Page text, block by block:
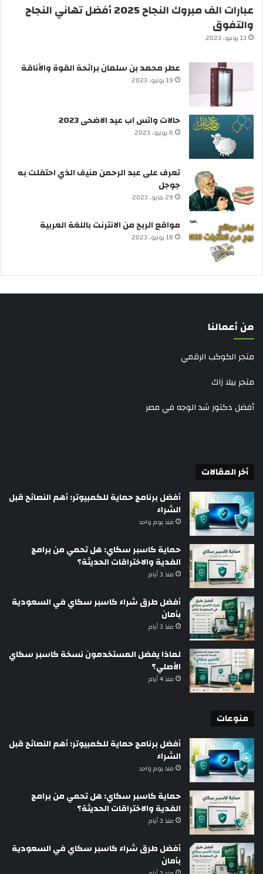
عبارات الف مبروك النجاح 2025 أفضل تهاني النجاح
والتفوق
13 يونيو، 2023
عطر محمد بن سلمان برائحة القوة والأناقة
19 يونيو، 2023
حالات واتس اب عيد الاضحى 2023
6 يونيو، 2023
تعرف على عبد الرحمن منيف الذي احتفلت به
جوجل
29 مايو، 2023
مواقع الربح من الانترنت باللغة العربية
18 يونيو، 2023
من أعمالنا
متجر الكوكب الرقمي
متجر بيلا زاك
أفضل دكتور شد الوجه في مصر
أخر المقالات
أفضل برنامج حماية للكمبيوتر: أهم النصائح قبل
الشراء
منذ يوم واحد
حماية كاسبر سكاي: هل تحمي من برامج
الفدية والاختراقات الحديثة؟
منذ 3 أيام
أفضل طرق شراء كاسبر سكاي في السعودية
بأمان
منذ 3 أيام
لماذا يفضل المستخدمون نسخة كاسبر سكاي
الأصلي؟
منذ 4 أيام
منوعات
أفضل برنامج حماية للكمبيوتر: أهم النصائح قبل
الشراء
منذ يوم واحد
حماية كاسبر سكاي: هل تحمي من برامج
الفدية والاختراقات الحديثة؟
منذ 3 أيام
أفضل طرق شراء كاسبر سكاي في السعودية
بأمان